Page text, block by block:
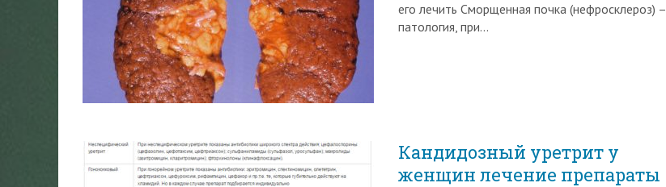
его лечить Сморщенная почка (нефросклероз) –
патология, при…
Кандидозный уретрит у
женщин лечение препараты